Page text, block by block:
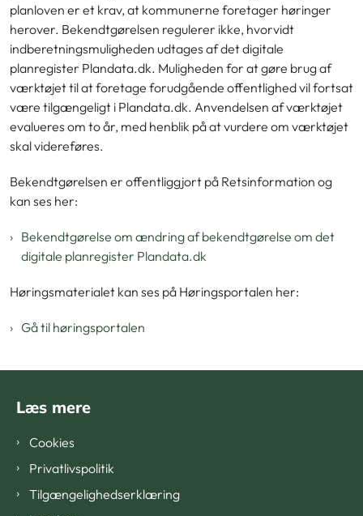
planloven er et krav, at kommunerne foretager høringer
herover. Bekendtgørelsen regulerer ikke, hvorvidt
indberetningsmuligheden udtages af det digitale
planregister Plandata.dk. Muligheden for at gøre brug af
værktøjet til at foretage forudgående offentlighed vil fortsat
være tilgængeligt i Plandata.dk. Anvendelsen af værktøjet
evalueres om to år, med henblik på at vurdere om værktøjet
skal videreføres.
Bekendtgørelsen er offentliggjort på Retsinformation og
kan ses her:
Bekendtgørelse om ændring af bekendtgørelse om det
digitale planregister Plandata.dk
Høringsmaterialet kan ses på Høringsportalen her:
Gå til høringsportalen
Læs mere
Cookies
Privatlivspolitik
Tilgængelighedserklæring